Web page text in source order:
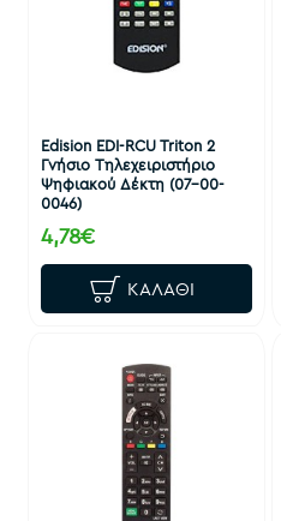
Edision EDI-RCU Triton 2
Γνήσιο Τηλεχειριστήριο
Ψηφιακού Δέκτη (07-00-
0046)
4,78€
ΚΑΛΆΘΙ